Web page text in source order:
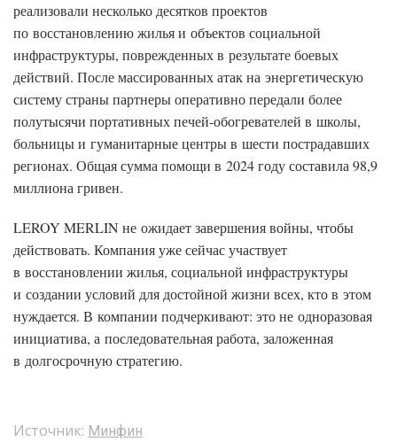
реализовали несколько десятков проектов
по восстановлению жилья и объектов социальной
инфраструктуры, поврежденных в результате боевых
действий. После массированных атак на энергетическую
систему страны партнеры оперативно передали более
полутысячи портативных печей-обогревателей в школы,
больницы и гуманитарные центры в шести пострадавших
регионах. Общая сумма помощи в 2024 году составила 98,9
миллиона гривен.
LEROY MERLIN не ожидает завершения войны, чтобы
действовать. Компания уже сейчас участвует
в восстановлении жилья, социальной инфраструктуры
и создании условий для достойной жизни всех, кто в этом
нуждается. В компании подчеркивают: это не одноразовая
инициатива, а последовательная работа, заложенная
в долгосрочную стратегию.
Источник: Минфин